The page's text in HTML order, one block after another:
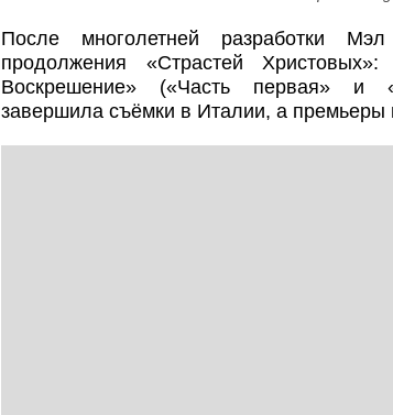
После многолетней разработки
продолжения «Страстей
Воскрешение» («Часть первая» и
завершила съёмки в Италии, а премьеры